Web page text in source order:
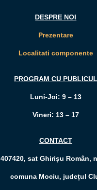
DESPRE NOI
Prezentare
Localitati componente
PROGRAM CU PUBLICUL
Luni-Joi: 9 – 13
Vineri: 13 – 17
CONTACT
407420, sat Ghirișu Român,
comuna Mociu, județul